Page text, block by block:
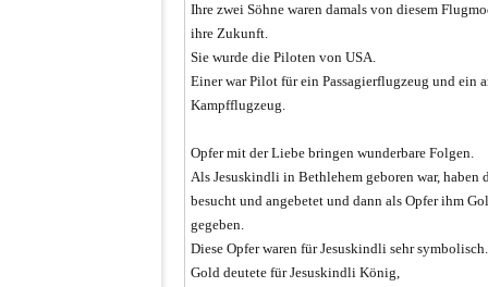
Ihre zwei Söhne waren damals von diesem
ihre Zukunft.
Sie wurde die Piloten von USA.
Einer war Pilot für ein Passagierflugzeug und ein
Kampfflugzeug.
Opfer mit der Liebe bringen wunderbare Folgen.
Als Jesuskindli in Bethlehem geboren war, haben
besucht und angebetet und dann als Opfer ihm
gegeben.
Diese Opfer waren für Jesuskindli sehr symbolisch.
Gold deutete für Jesuskindli König,